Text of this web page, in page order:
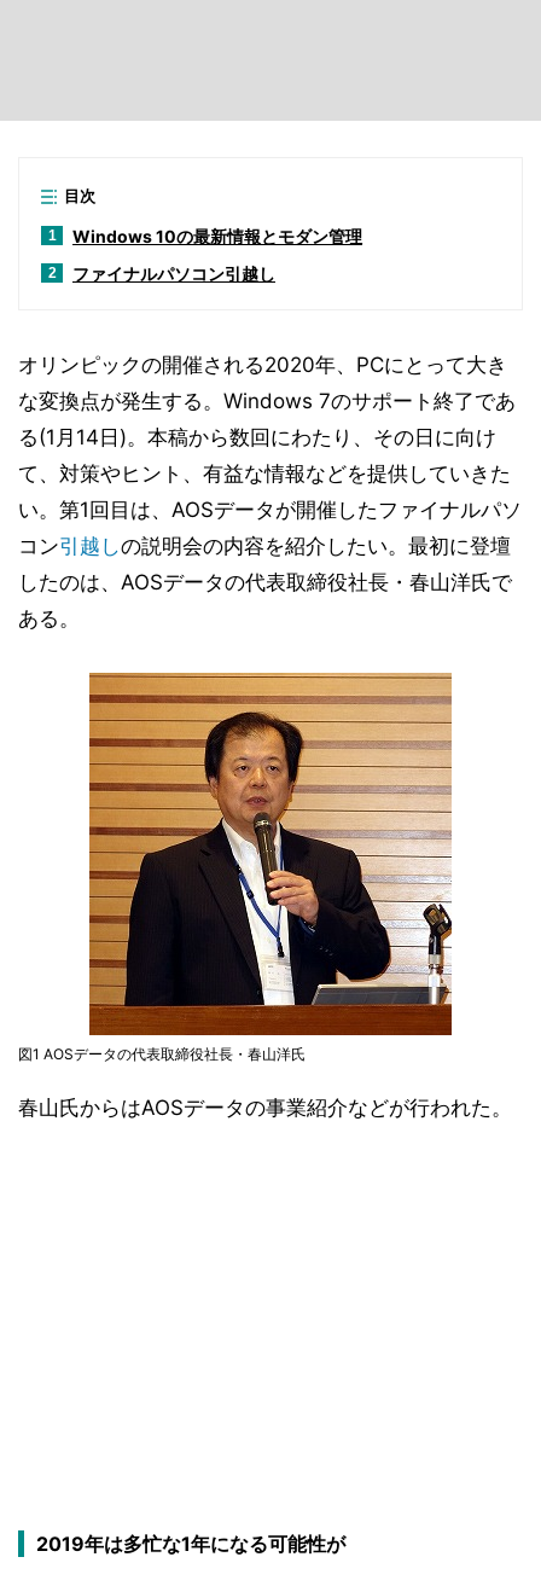
目次
1 Windows 10の最新情報とモダン管理
2 ファイナルパソコン引越し
オリンピックの開催される2020年、PCにとって大き
な変換点が発生する。Windows 7のサポート終了であ
る(1月14日)。本稿から数回にわたり、その日に向け
て、対策やヒント、有益な情報などを提供していきた
い。第1回目は、AOSデータが開催したファイナルパソ
コン引越しの説明会の内容を紹介したい。最初に登壇
したのは、AOSデータの代表取締役社長・春山洋氏で
ある。
図1 AOSデータの代表取締役社長・春山洋氏
春山氏からはAOSデータの事業紹介などが行われた。
2019年は多忙な1年になる可能性が